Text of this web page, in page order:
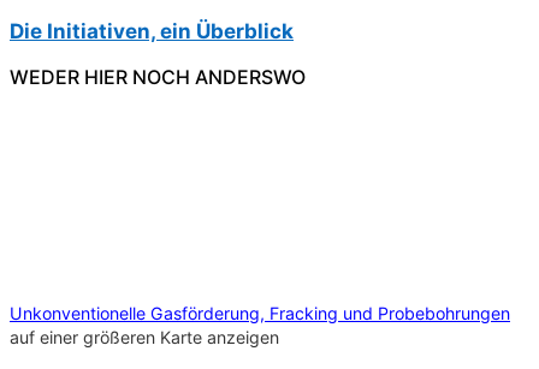
Die Initiativen, ein Überblick
WEDER HIER NOCH ANDERSWO
Unkonventionelle Gasförderung, Fracking und Probebohrungen
auf einer größeren Karte anzeigen